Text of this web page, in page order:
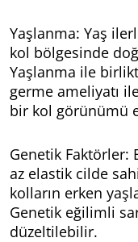
Yaşlanma: Yaş
kol bölgesinde
Yaşlanma ile
germe ameliyatı
bir kol görünümü
Genetik Faktörler:
az elastik cilde
kolların erken
Genetik eğilimli
düzeltilebilir.